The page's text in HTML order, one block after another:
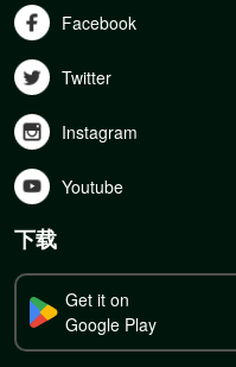
Facebook
Twitter
Instagram
Youtube
下载
Get it on
Google Play